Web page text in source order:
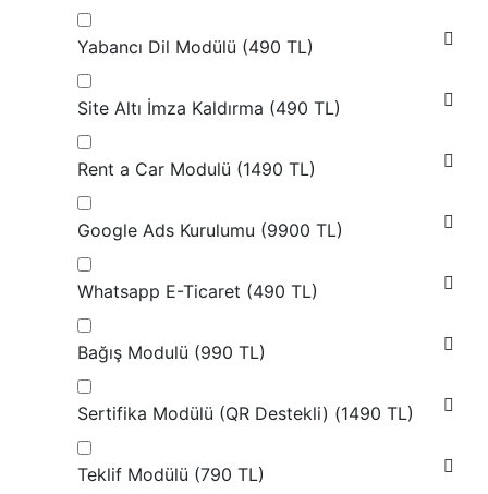
Yabancı Dil Modülü (490 TL)
Site Altı İmza Kaldırma (490 TL)
Rent a Car Modulü (1490 TL)
Google Ads Kurulumu (9900 TL)
Whatsapp E-Ticaret (490 TL)
Bağış Modulü (990 TL)
Sertifika Modülü (QR Destekli) (1490 TL)
Teklif Modülü (790 TL)